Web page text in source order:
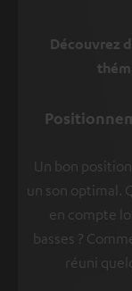
Découvrez
Un bon
un son optimal.
en compte
basses ?
réuni